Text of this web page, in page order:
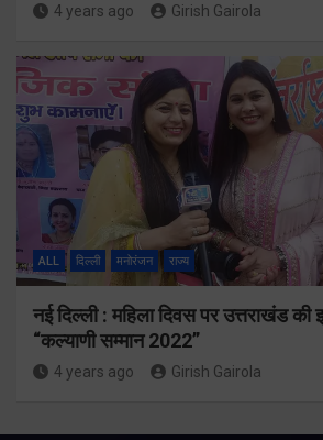
4 years ago Girish Gairola
ALL दिल्ली मनोरंजन राज्य
नई दिल्ली : महिला दिवस पर उत्तराखंड
“कल्याणी सम्मान 2022”
4 years ago Girish Gairola